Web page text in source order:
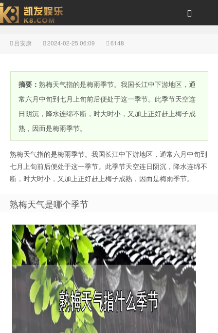
云体育
吕安康 2024-02-25 06:09 6148
摘要： 熟梅天气指的是梅雨季节。我国长江中下游地区，通
常六月中旬到七月上旬前后便处于这一季节。此季节天空连
日阴沉，降水连绵不断，时大时小，又加上正好赶上梅子成
熟，因而是梅雨季节。
熟梅天气指的是梅雨季节。我国长江中下游地区，通常六月中旬到
七月上旬前后便处于这一季节。此季节天空连日阴沉，降水连绵不
断，时大时小，又加上正好赶上梅子成熟，因而是梅雨季节。
熟梅天气是哪个季节